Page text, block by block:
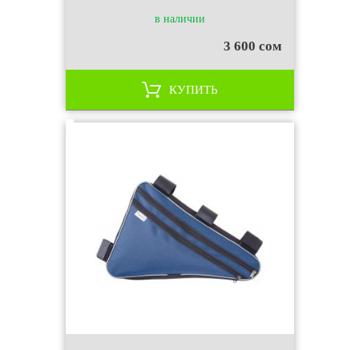
в наличии
3 600 сом
КУПИТЬ